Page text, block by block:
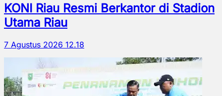
KONI Riau Resmi Berkantor di Stadion
Utama Riau
7 Agustus 2026 12.18